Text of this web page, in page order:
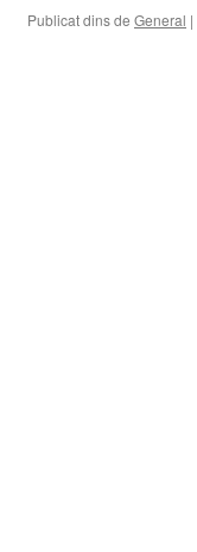
Publicat dins de General |